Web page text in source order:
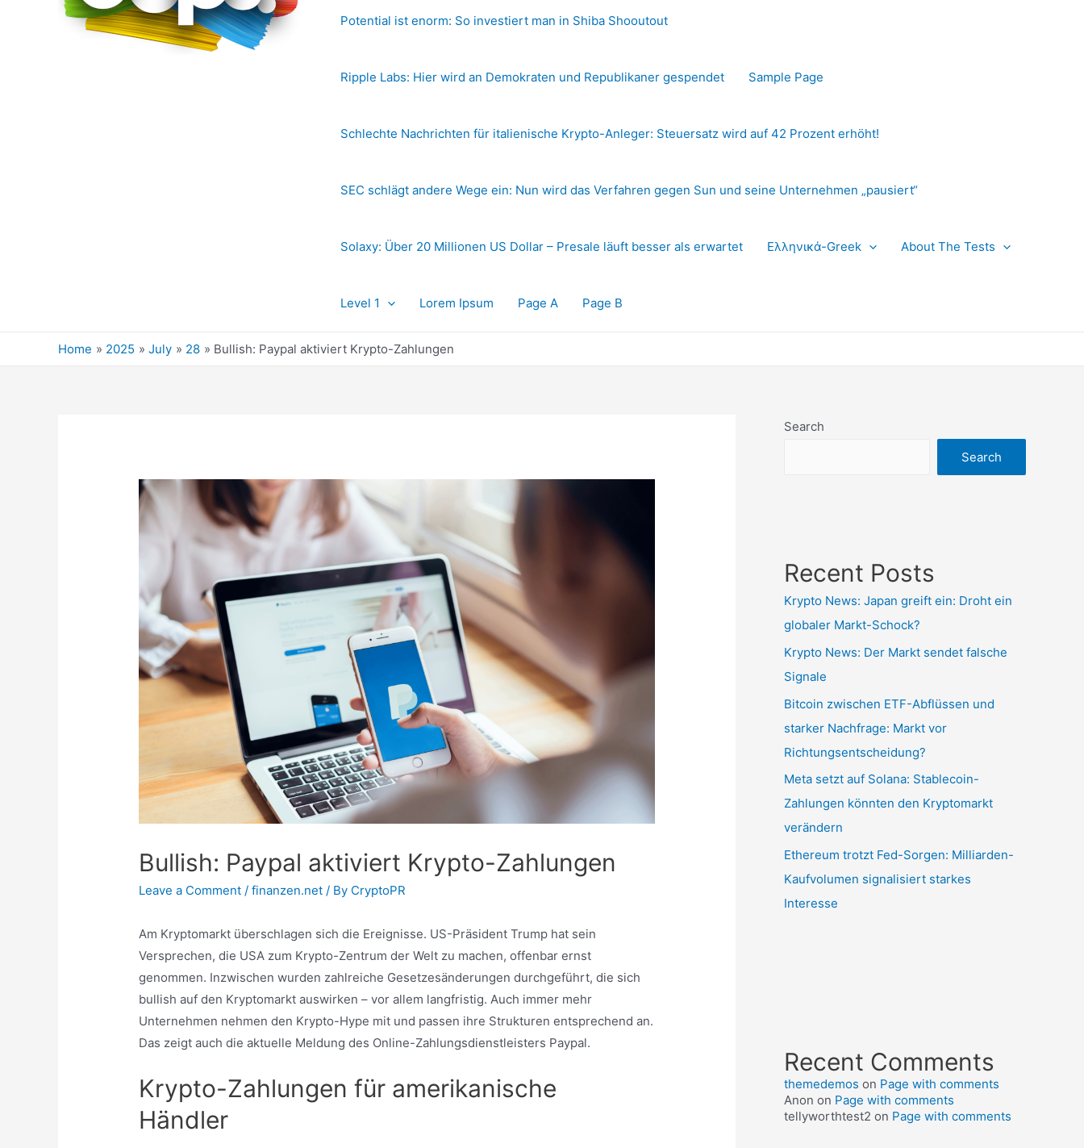
Potential ist enorm: So investiert man in Shiba Shooutout
Ripple Labs: Hier wird an Demokraten und Republikaner gespendet Sample Page
Schlechte Nachrichten für italienische Krypto-Anleger: Steuersatz wird auf 42 Prozent erhöht!
SEC schlägt andere Wege ein: Nun wird das Verfahren gegen Sun und seine Unternehmen „pausiert“
Solaxy: Über 20 Millionen US Dollar – Presale läuft besser als erwartet Ελληνικά-Greek About The Tests
Level 1 Lorem Ipsum Page A Page B
Home 2025 July 28 Bullish: Paypal aktiviert Krypto-Zahlungen
Bullish: Paypal aktiviert Krypto-Zahlungen
Leave a Comment /finanzen.net / By CryptoPR
Am Kryptomarkt überschlagen sich die Ereignisse. US-Präsident Trump hat sein
Versprechen, die USA zum Krypto-Zentrum der Welt zu machen, offenbar ernst
genommen. Inzwischen wurden zahlreiche Gesetzesänderungen durchgeführt, die sich
bullish auf den Kryptomarkt auswirken – vor allem langfristig. Auch immer mehr
Unternehmen nehmen den Krypto-Hype mit und passen ihre Strukturen entsprechend an.
Das zeigt auch die aktuelle Meldung des Online-Zahlungsdienstleisters Paypal.
Krypto-Zahlungen für amerikanische
Händler
Search
Search
Recent Posts
Krypto News: Japan greift ein: Droht ein
globaler Markt-Schock?
Krypto News: Der Markt sendet falsche
Signale
Bitcoin zwischen ETF-Abflüssen und
starker Nachfrage: Markt vor
Richtungsentscheidung?
Meta setzt auf Solana: Stablecoin-
Zahlungen könnten den Kryptomarkt
verändern
Ethereum trotzt Fed-Sorgen: Milliarden-
Kaufvolumen signalisiert starkes
Interesse
Recent Comments
themedemos on Page with comments
Anon on Page with comments
tellyworthtest2 on Page with comments